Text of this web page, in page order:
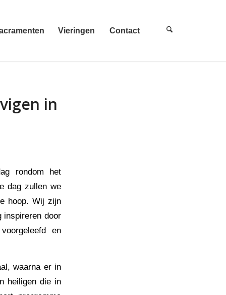
Vieringen Contact
in
rondom het
dag zullen we
hoop. Wij zijn
inspireren door
en
waarna er in
heiligen die in